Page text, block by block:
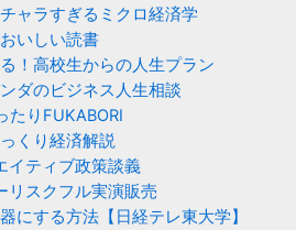
チャラすぎるミクロ経済学
おいしい読書
！高校生からの人生プラン
ダのビジネス人生相談
たりFUKABORI
くり経済解説
イティブ政策談義
リスクフル実演販売
にする方法【日経テレ東大学】